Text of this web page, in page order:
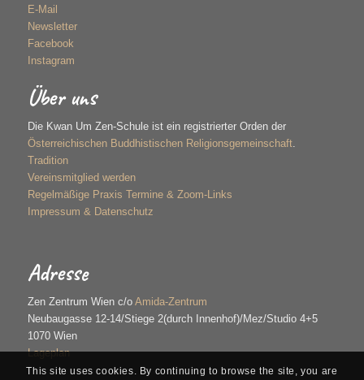
E-Mail
Newsletter
Facebook
Instagram
Über uns
Die Kwan Um Zen-Schule ist ein registrierter Orden der
Österreichischen Buddhistischen Religionsgemeinschaft.
Tradition
Vereinsmitglied werden
Regelmäßige Praxis Termine & Zoom-Links
Impressum & Datenschutz
Adresse
Zen Zentrum Wien c/o Amida-Zentrum
Neubaugasse 12-14/Stiege 2(durch Innenhof)/Mez/Studio 4+5
1070 Wien
Lageplan
This site uses cookies. By continuing to browse the site, you are